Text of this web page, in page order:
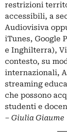
restrizioni
accessibili, a
Audiovisiva
iTunes, Google
e Inghilterra),
contesto, su
internazionali,
streaming
che possono
studenti e
– Giulia Giaume